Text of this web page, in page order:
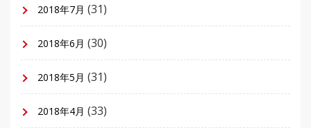
2018年7月 (31)
2018年6月 (30)
2018年5月 (31)
2018年4月 (33)